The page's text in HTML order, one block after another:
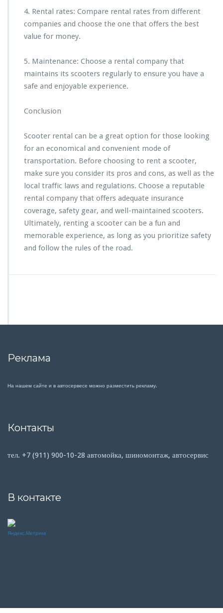
4. Rental rates: Compare rental rates from different
companies and choose the one that offers the best
value for money.
5. Maintenance: Choose a rental company that
maintains its scooters regularly to ensure you have a
safe and enjoyable experience.
Conclusion
Scooter rental can be a great option for those looking
for an economical and convenient mode of
transportation. Before choosing to rent a scooter,
make sure you consider its pros and cons, as well as the
local traffic laws and regulations. Choose a reputable
rental company that offers adequate insurance
coverage, safety gear, and well-maintained scooters.
Ultimately, renting a scooter can be a fun and
memorable experience, as long as you prioritize safety
and follow the rules of the road.
Реклама
На нашем сайте и в автосервесе можно разместить рекламу.
Контакты
тел. +7 (911) 900-10-28 автомойка, шиномонтаж, автосервис
В контакте